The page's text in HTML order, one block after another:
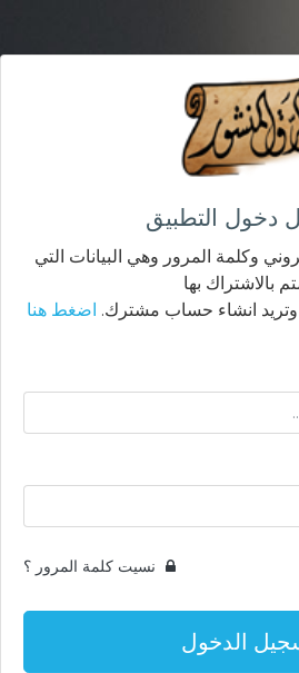
دخول التطبيق
وكلمة المرور وهي البيانات التي
بالاشتراك بها
وتريد انشاء حساب مشترك. اضغط هنا
نسيت كلمة المرور ؟
الدخول